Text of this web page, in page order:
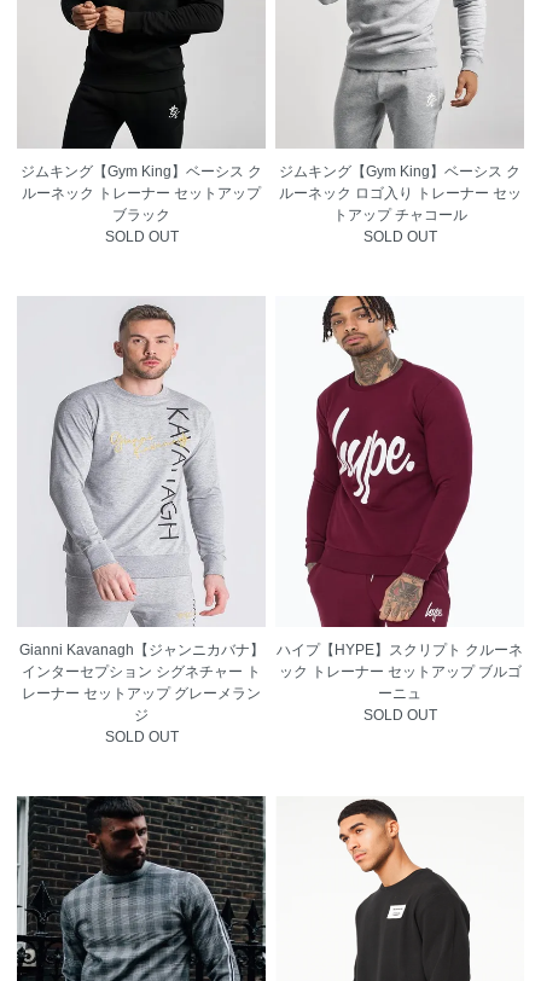
ジムキング【Gym King】ベーシス ク
ルーネック トレーナー セットアップ
ブラック
SOLD OUT
ジムキング【Gym King】ベーシス ク
ルーネック ロゴ入り トレーナー セッ
トアップ チャコール
SOLD OUT
Gianni Kavanagh【ジャンニカバナ】
インターセプション シグネチャー ト
レーナー セットアップ グレーメラン
ジ
SOLD OUT
ハイプ【HYPE】スクリプト クルーネ
ック トレーナー セットアップ ブルゴ
ーニュ
SOLD OUT